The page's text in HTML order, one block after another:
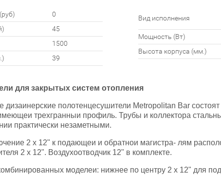
0
45
1500
39
Вид исполнения
Мощность (Вт)
Высота корпуса (мм.)
для закрытых систем отопления
дизаинерские полотенцесушители Metropolitan Bar
трехгранныи профиль. Трубы и коллектора
практически незаметными.
2 х 12" к подающеи и обратнои магистра- лям
2 x 12". Воздухоотводчик 12" в комплекте.
моделеи: нижнее по центру 2 х 12" для